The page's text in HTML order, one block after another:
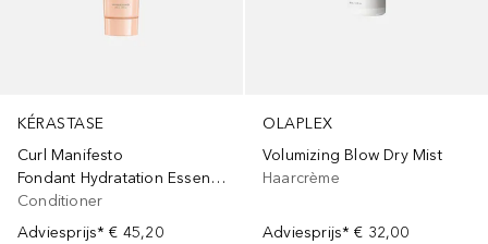
KÉRASTASE
Curl Manifesto
Fondant Hydratation Essentielle
Conditioner
Adviesprijs* € 45,20
OLAPLEX
Volumizing Blow Dry Mist
Haarcrème
Adviesprijs* € 32,00